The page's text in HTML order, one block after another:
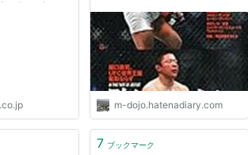
INVISIBLE Dojo. ーQUIET
& COLORFUL PLACE-
m-dojo.hatenadiary.com
7 ブックマーク